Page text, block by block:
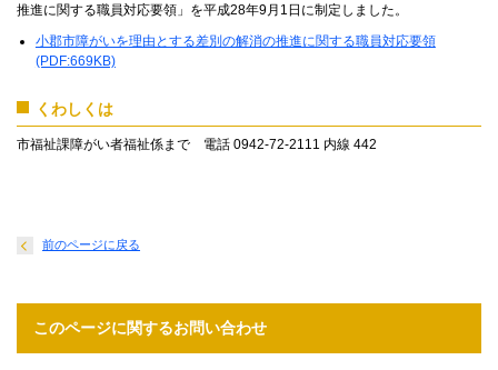
推進に関する職員対応要領」を平成28年9月1日に制定しました。
小郡市障がいを理由とする差別の解消の推進に関する職員対応要領
(PDF:669KB)
くわしくは
市福祉課障がい者福祉係まで 電話 0942-72-2111 内線 442
前のページに戻る
このページに関するお問い合わせ